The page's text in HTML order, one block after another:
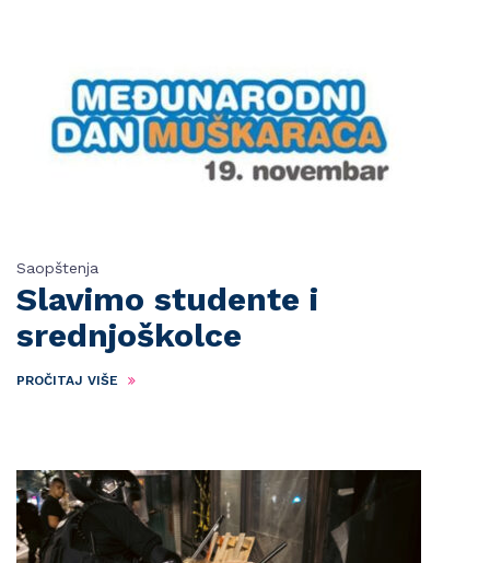
Saopštenja
Slavimo studente i
srednjoškolce
PROČITAJ VIŠE